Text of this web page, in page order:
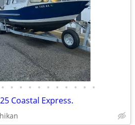
• • • • • • • • • • •
Coastal Express.